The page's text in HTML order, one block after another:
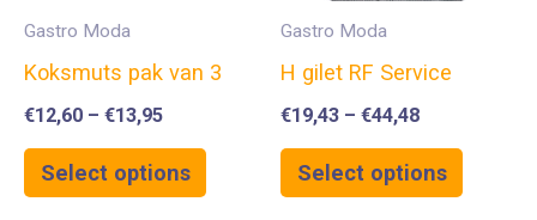
Gastro Moda
Koksmuts pak van 3
€12,60 – €13,95
Select options
Gastro Moda
H gilet RF Service
€19,43 – €44,48
Select options